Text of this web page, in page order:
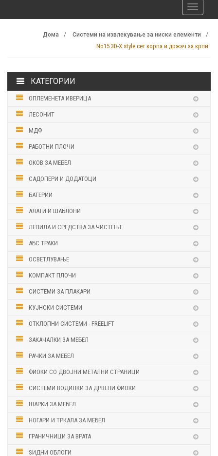
Toggle
navigation
Дома Системи на извлекување за ниски елементи
No15 3D-X style сет корпа и држач за крпи
КАТЕГОРИИ
ОПЛЕМЕНЕТА ИВЕРИЦА
ЛЕСОНИТ
МДФ
РАБОТНИ ПЛОЧИ
ОКОВ ЗА МЕБЕЛ
САДОПЕРИ И ДОДАТОЦИ
БАТЕРИИ
АЛАТИ И ШАБЛОНИ
ЛЕПИЛА И СРЕДСТВА ЗА ЧИСТЕЊЕ
АБС ТРАКИ
ОСВЕТЛУВАЊЕ
КОМПАКТ ПЛОЧИ
СИСТЕМИ ЗА ПЛАКАРИ
КУЈНСКИ СИСТЕМИ
ОТКЛОПНИ СИСТЕМИ - FREELIFT
ЗАКАЧАЛКИ ЗА МЕБЕЛ
РАЧКИ ЗА МЕБЕЛ
ФИОКИ СО ДВОЈНИ МЕТАЛНИ СТРАНИЦИ
СИСТЕМИ ВОДИЛКИ ЗА ДРВЕНИ ФИОКИ
ШАРКИ ЗА МЕБЕЛ
НОГАРИ И ТРКАЛА ЗА МЕБЕЛ
ГРАНИЧНИЦИ ЗА ВРАТА
ЅИДНИ ОБЛОГИ